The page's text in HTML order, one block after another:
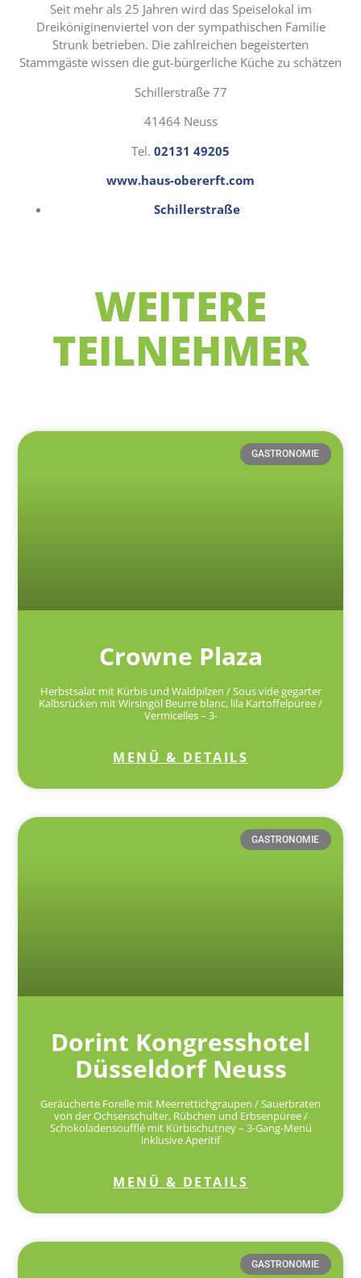
Seit mehr als 25 Jahren wird das Speiselokal im
Dreiköniginenviertel von der sympathischen Familie
Strunk betrieben. Die zahlreichen begeisterten
Stammgäste wissen die gut-bürgerliche Küche zu schätzen
Schillerstraße 77
41464 Neuss
Tel. 02131 49205
www.haus-obererft.com
Schillerstraße
WEITERE
TEILNEHMER
GASTRONOMIE
Crowne Plaza
Herbstsalat mit Kürbis und Waldpilzen / Sous vide gegarter
Kalbsrücken mit Wirsingöl Beurre blanc, lila Kartoffelpüree /
Vermicelles – 3-
MENÜ & DETAILS
GASTRONOMIE
Dorint Kongresshotel
Düsseldorf Neuss
Geräucherte Forelle mit Meerrettichgraupen / Sauerbraten
von der Ochsenschulter, Rübchen und Erbsenpüree /
Schokoladensoufflé mit Kürbischutney – 3-Gang-Menü
inklusive Aperitif
MENÜ & DETAILS
GASTRONOMIE